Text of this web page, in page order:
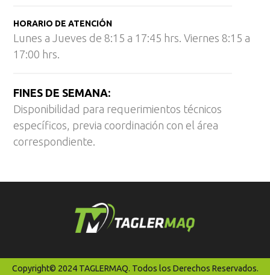
HORARIO DE ATENCIÓN
Lunes a Jueves de 8:15 a 17:45 hrs. Viernes 8:15 a
17:00 hrs.
FINES DE SEMANA:
Disponibilidad para requerimientos técnicos
específicos, previa coordinación con el área
correspondiente.
Copyright© 2024 TAGLERMAQ. Todos los Derechos Reservados.